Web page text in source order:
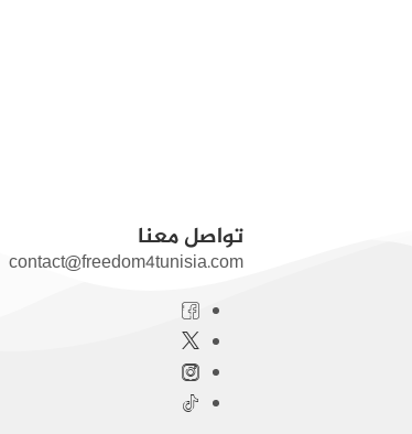
تواصل معنا
contact@freedom4tunisia.com